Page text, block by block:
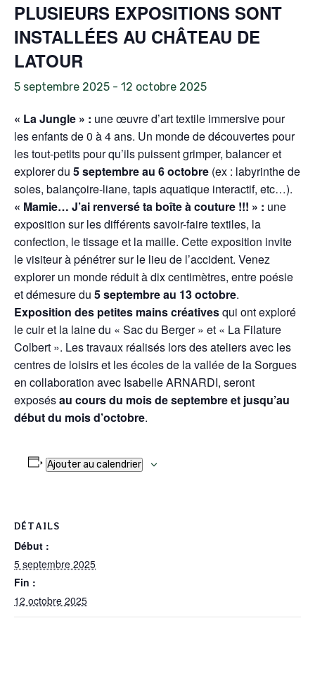
PLUSIEURS EXPOSITIONS SONT
INSTALLÉES AU CHÂTEAU DE
LATOUR
5 septembre 2025 - 12 octobre 2025
« La Jungle » : une œuvre d’art textile immersive pour
les enfants de 0 à 4 ans. Un monde de découvertes pour
les tout-petits pour qu’ils puissent grimper, balancer et
explorer du 5 septembre au 6 octobre (ex : labyrinthe de
soies, balançoire-liane, tapis aquatique interactif, etc…).
« Mamie… J’ai renversé ta boîte à couture !!! » : une
exposition sur les différents savoir-faire textiles, la
confection, le tissage et la maille. Cette exposition invite
le visiteur à pénétrer sur le lieu de l’accident. Venez
explorer un monde réduit à dix centimètres, entre poésie
et démesure du 5 septembre au 13 octobre.
Exposition des petites mains créativesqui ont exploré
le cuir et la laine du « Sac du Berger » et « La Filature
Colbert ». Les travaux réalisés lors des ateliers avec les
centres de loisirs et les écoles de la vallée de la Sorgues
en collaboration avec Isabelle ARNARDI, seront
exposésau cours du mois de septembre et jusqu’au
début du mois d’octobre.
Ajouter au calendrier
DÉTAILS
Début :
5 septembre 2025
Fin :
12 octobre 2025